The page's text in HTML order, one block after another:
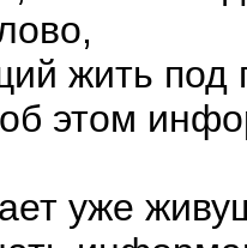
жить под
этом
уже